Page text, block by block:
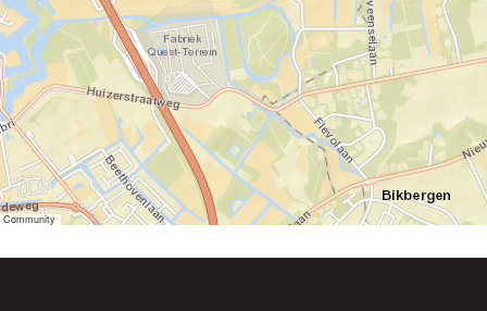
Community